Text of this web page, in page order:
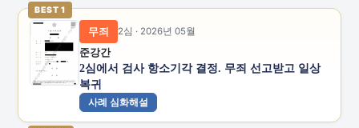
BEST 1
무죄 2심 · 2026년 05월
준강간
2심에서 검사 항소기각 결정. 무죄 선고받고 일상
복귀
사례 심화해설